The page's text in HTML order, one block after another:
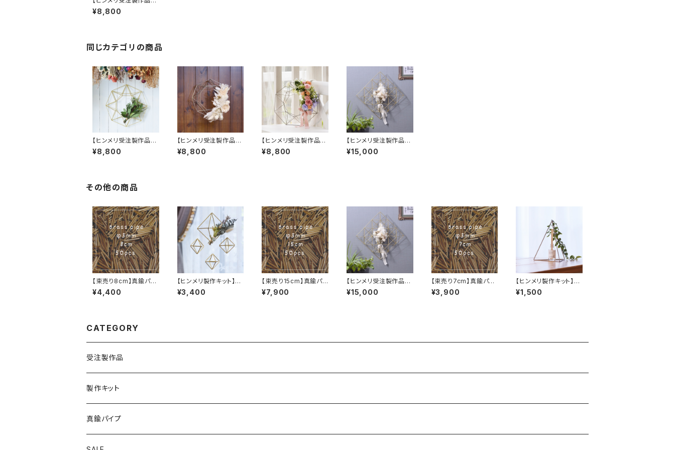
リース（S）真鍮製
¥8,800
同じカテゴリの商品
【ヒンメリ受注製作品】
リース（M）真鍮製
¥8,800
【ヒンメリ受注製作品】
リース（S）ステンレス製
¥8,800
【ヒンメリ受注製作品】
リース（M）ステンレス製
¥8,800
【ヒンメリ受注製作品】
リース（四角形）真鍮製
¥15,000
その他の商品
【束売り8cm】真鍮パイ
プ 50本
¥4,400
【ヒンメリ製作キット】基
本の正八面体セット
真鍮製
¥3,400
【束売り15cm】真鍮パイ
プ 50本
¥7,900
【ヒンメリ受注製作品】
リース（四角形）真鍮製
¥15,000
【束売り7cm】真鍮パイ
プ 50本
¥3,900
【ヒンメリ製作キット】三
角錐（Ｍ）ステンレス製
¥1,500
CATEGORY
受注製作品
製作キット
真鍮パイプ